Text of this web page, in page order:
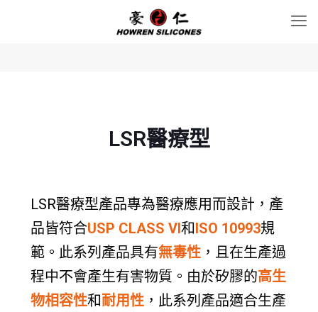
LSR醫療型
LSR醫療型產品專為醫療應用而設計，產
品皆符合USP CLASS VI和ISO 10993規
範。此系列產品具有無毒性 ，且在生產過
程中不會產生有害物質。由於矽膠的高生
物相容性和耐用性 ，此系列產品適合生產